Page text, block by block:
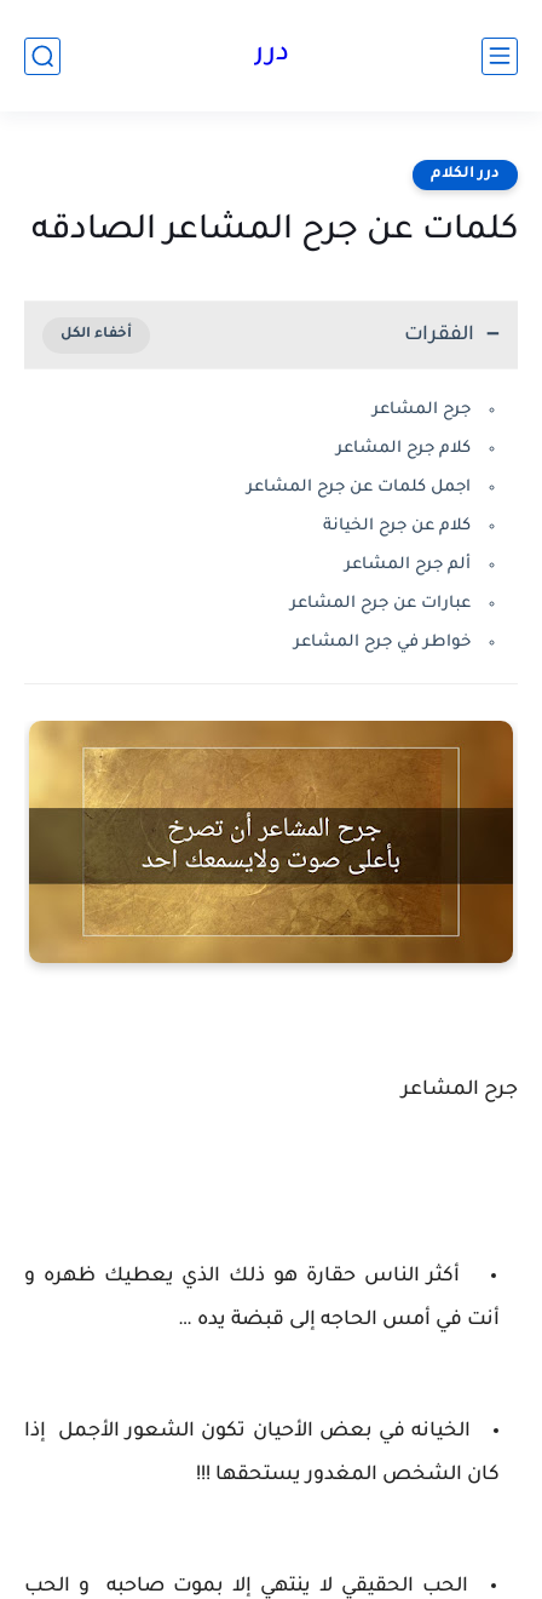
درر
درر الكلام
كلمات عن جرح المشاعر الصادقه
الفقرات
جرح المشاعر
كلام جرح المشاعر
اجمل كلمات عن جرح المشاعر
كلام عن جرح الخيانة
ألم جرح المشاعر
عبارات عن جرح المشاعر
خواطر في جرح المشاعر
جرح المشاعر
أكثر الناس حقارة هو ذلك الذي يعطيك ظهره و
أنت في أمس الحاجه إلى قبضة يده …
الخيانه في بعض الأحيان تكون الشعور الأجمل إذا
كان الشخص المغدور يستحقها !!!
الحب الحقيقي لا ينتهي إلا بموت صاحبه و الحب